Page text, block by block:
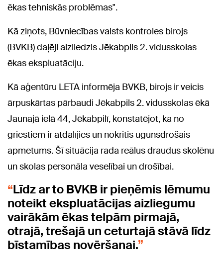
ēkas tehniskās problēmas".
Kā ziņots, Būvniecības valsts kontroles birojs
(BVKB) daļēji aizliedzis Jēkabpils 2. vidusskolas
ēkas ekspluatāciju.
Kā aģentūru LETA informēja BVKB, birojs ir veicis
ārpuskārtas pārbaudi Jēkabpils 2. vidusskolas ēkā
Jaunajā ielā 44, Jēkabpilī, konstatējot, ka no
griestiem ir atdalījies un nokritis ugunsdrošais
apmetums. Šī situācija rada reālus draudus skolēnu
un skolas personāla veselībai un drošībai.
Līdz ar to BVKB ir pieņēmis lēmumu
noteikt ekspluatācijas aizliegumu
vairākām ēkas telpām pirmajā,
otrajā, trešajā un ceturtajā stāvā līdz
bīstamības novēršanai.